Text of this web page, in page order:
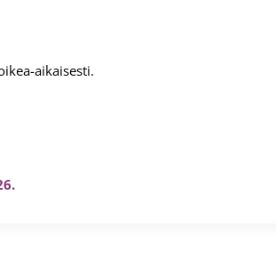
aikaisesti.